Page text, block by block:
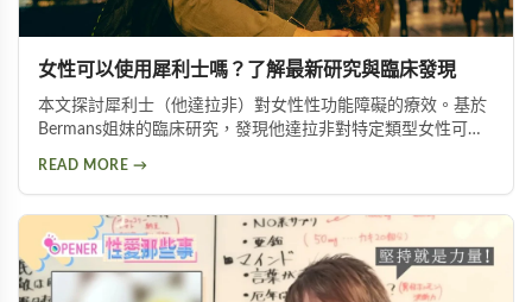
女性可以使用犀利士嗎？了解最新研究與臨床發現
本文探討犀利士（他達拉非）對女性性功能障礙的療效。基於
Bermans姐妹的臨床研究，發現他達拉非對特定類型女性可改
READ MORE →